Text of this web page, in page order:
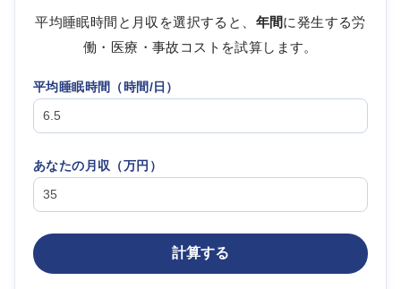
平均睡眠時間と月収を選択すると、 年間に発生する労
働・医療・事故コストを試算します。
平均睡眠時間（時間/日）
あなたの月収（万円 ）
計算する